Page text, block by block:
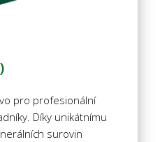
pro profesionální
Díky unikátnímu
surovin